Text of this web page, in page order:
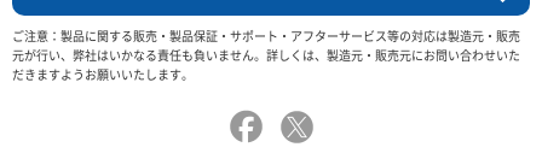
ご注意：製品に関する販売・製品保証・サポート・アフターサービス等の対応は製造元・販売
元が行い、弊社はいかなる責任も負いません。詳しくは、製造元・販売元にお問い合わせいた
だきますようお願いいたします。